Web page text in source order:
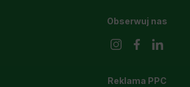
Reklama PPC
Obserwuj nas